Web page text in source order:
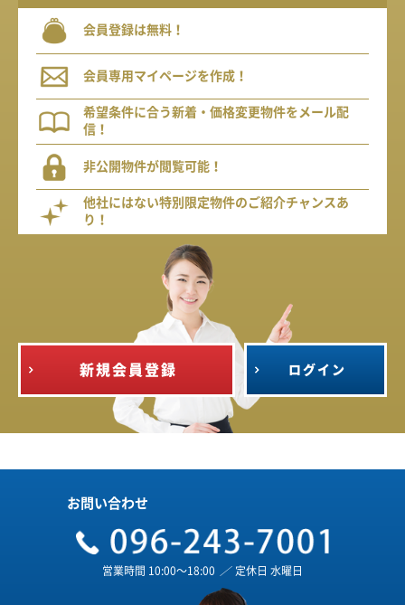
会員登録は無料！
会員専用マイページを作成！
希望条件に合う新着・価格変更物件をメール配
信！
非公開物件が閲覧可能！
他社にはない特別限定物件のご紹介チャンスあ
り！
新規会員登録 ログイン
お問い合わせ
営業時間 10:00～18:00 ／ 定休日 水曜日